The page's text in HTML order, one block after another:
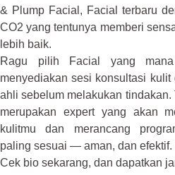
& Plump Facial, Facial terbaru
CO2 yang tentunya memberi
lebih baik.
Ragu pilih Facial yang
menyediakan sesi konsultasi kulit
ahli sebelum melakukan tindakan.
merupakan expert yang akan
kulitmu dan merancang
paling sesuai — aman, dan efektif.
Cek bio sekarang, dan dapatkan